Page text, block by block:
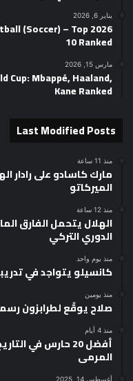
يناير 6, 2026
(Soccer) – Top
10 Ranked
مارس 15, 2026
Cup: Mbappé, Haaland,
Kane Ranked
Last Modified Posts
منذ 11 ساعة
مارك كاسادو على
الميركاتو
منذ 12 ساعة
الهلال يتحمل الفارق
الدوري التركي
منذ يوم واحد
كانسيلو يتواجد في
منذ يومين
صلاح يوقّع لطرابزون
منذ 4 أيام
أفضل 20 حارس
المرمى
أغسطس 14, 2025